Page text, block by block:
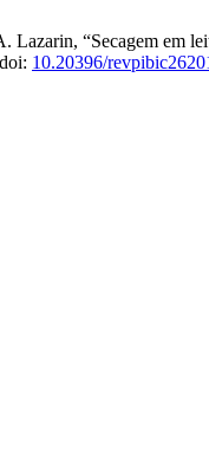
“Secagem em
10.20396/